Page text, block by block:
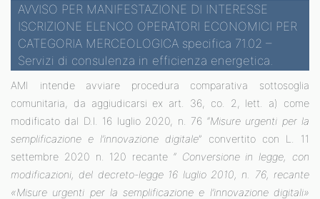
AVVISO PER MANIFESTAZIONE DI INTERESSE
ISCRIZIONE ELENCO OPERATORI ECONOMICI PER
CATEGORIA MERCEOLOGICA specifica 71.02 –
Servizi di consulenza in efficienza energetica.
AMI intende avviare procedura comparativa sottosoglia
comunitaria, da aggiudicarsi ex art. 36, co. 2, lett. a) come
modificato dal D.l. 16 luglio 2020, n. 76 “Misure urgenti per la
semplificazione e l’innovazione digitale” convertito con L. 11
settembre 2020 n. 120 recante “ Conversione in legge, con
modificazioni, del decreto-legge 16 luglio 2010, n. 76, recante
«Misure urgenti per la semplificazione e l’innovazione digitali»